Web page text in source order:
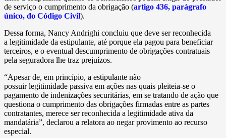
de serviço o cumprimento da obrigação (artigo 436, parágrafo
único, do Código Civil).
Dessa forma, Nancy Andrighi concluiu que deve ser reconhecida
a legitimidade da estipulante, até porque ela pagou para beneficiar
terceiros, e o eventual descumprimento de obrigações contratuais
pela seguradora lhe traz prejuízos.
“Apesar de, em princípio, a estipulante não
possuir legitimidade passiva em ações nas quais pleiteia-se o
pagamento de indenizações securitárias, em se tratando de ação que
questiona o cumprimento das obrigações firmadas entre as partes
contratantes, merece ser reconhecida a legitimidade ativa da
mandatária”, declarou a relatora ao negar provimento ao recurso
especial.